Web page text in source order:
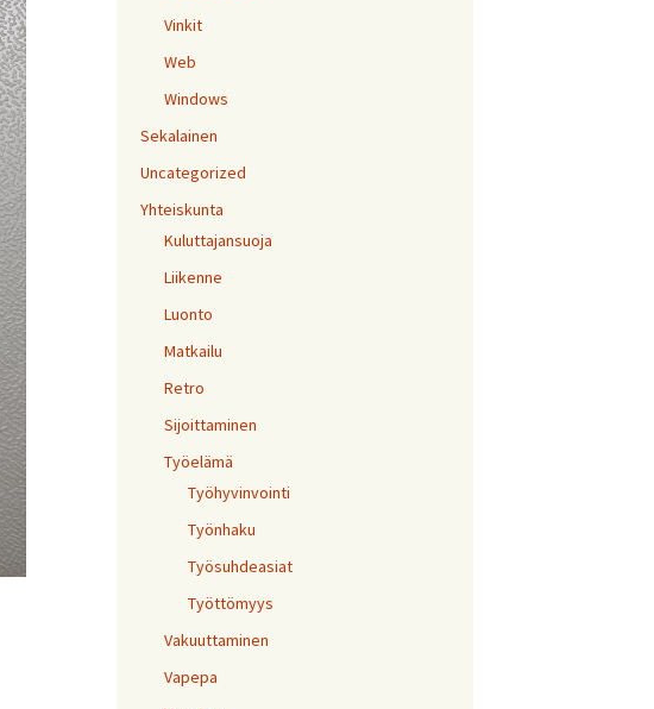
Vinkit
Web
Windows
Sekalainen
Uncategorized
Yhteiskunta
Kuluttajansuoja
Liikenne
Luonto
Matkailu
Retro
Sijoittaminen
Työelämä
Työhyvinvointi
Työnhaku
Työsuhdeasiat
Työttömyys
Vakuuttaminen
Vapepa